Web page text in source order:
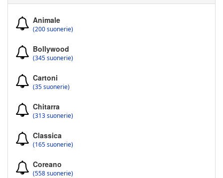
Animale
(200 suonerie)
Bollywood
(345 suonerie)
Cartoni
(35 suonerie)
Chitarra
(313 suonerie)
Classica
(165 suonerie)
Coreano
(558 suonerie)